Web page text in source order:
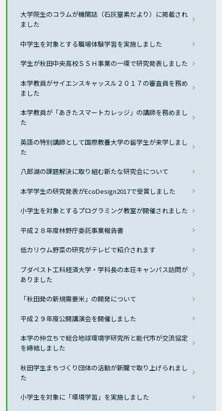
大学院生のコラムが機関誌（石灰窒素だより）に掲載され
ました
中学生を対象とする職場体験学習を実施しました
学生が秋田中央高校ＳＳＨ事業の一環で研究発表しました
本学教員がサイエンスキャッスル２０１７の審査員を務め
ました
本学教員が「あきたスマートカレッジ」の講師を務めまし
た
英語の特別講師として国際教養大学の留学生が来学しまし
た
八郎湖の課題解決に取り組む新たな研究会について
本学学生の研究発表がEcoDesign2017で受賞しました
小学生を対象とするプログラミング教室が開催されました
平成２８年度林野庁委託事業報告書
低カリウム野菜の研究がテレビで紹介されます
ブダペスト工科経済大学・学科長の本荘キャンパス訪問が
ありました
「秋田発の新規需要米」の開発について
平成２９年度公開講演会を開催しました
本学の仲立ちで総合地球環境学研究所と能代市が交流協定
を締結しました
秋田学生まちづくり団体の活動が新聞で取り上げられまし
た
小学生を対象に「環境学習」を実施しました